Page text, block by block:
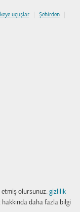
etmiş olursunuz. gizlilik
hakkında daha fazla bilgi
uçuşlar | Şehirden |